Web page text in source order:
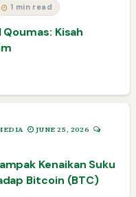
1 min read
Kisah
JUNE 25, 2026
Kenaikan Suku
Bitcoin (BTC)